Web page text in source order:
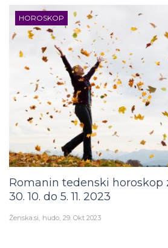
HOROSKOP
Romanin tedenski horoskop
30. 10. do 5. 11. 2023
Ženska.si hudo 29. Okt 2023